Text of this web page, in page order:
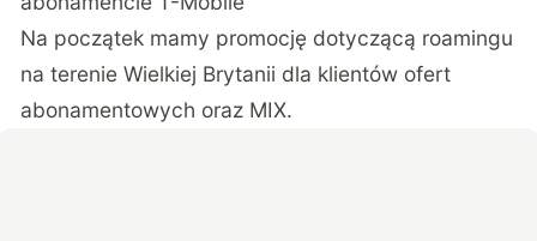
Na początek mamy promocję dotyczącą roamingu
na terenie Wielkiej Brytanii dla klientów ofert
abonamentowych oraz MIX.